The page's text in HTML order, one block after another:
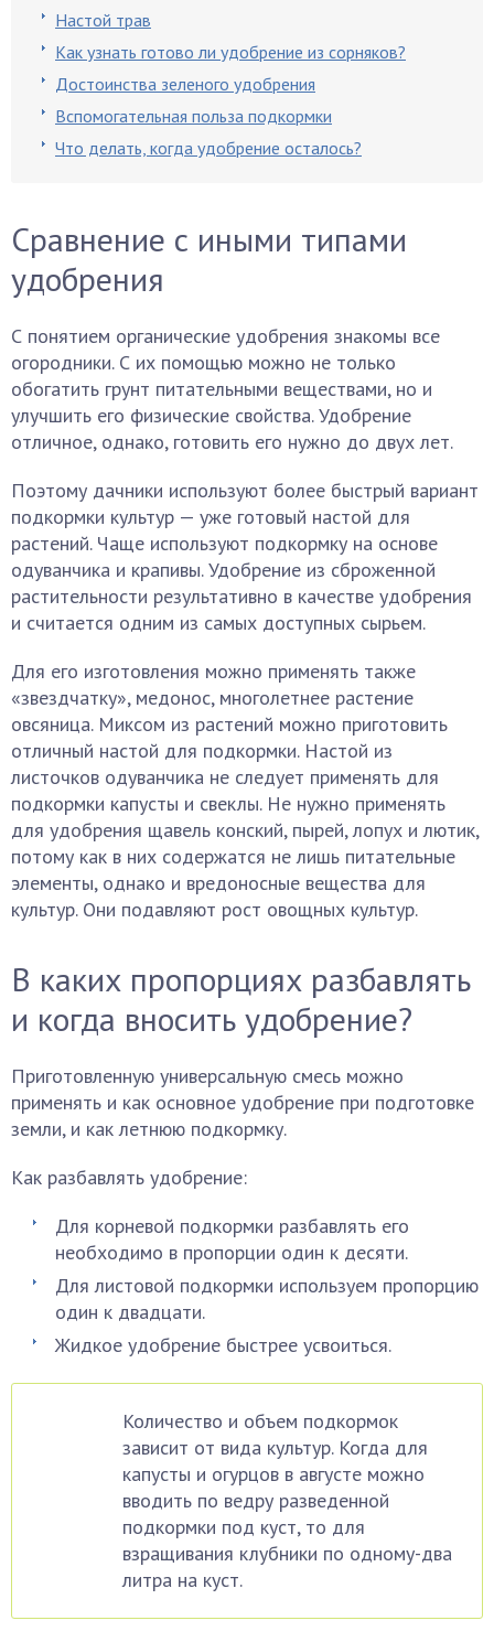
Настой трав
Как узнать готово ли удобрение из сорняков?
Достоинства зеленого удобрения
Вспомогательная польза подкормки
Что делать, когда удобрение осталось?
Сравнение с иными типами
удобрения
С понятием органические удобрения знакомы все
огородники. С их помощью можно не только
обогатить грунт питательными веществами, но и
улучшить его физические свойства. Удобрение
отличное, однако, готовить его нужно до двух лет.
Поэтому дачники используют более быстрый вариант
подкормки культур — уже готовый настой для
растений. Чаще используют подкормку на основе
одуванчика и крапивы. Удобрение из сброженной
растительности результативно в качестве удобрения
и считается одним из самых доступных сырьем.
Для его изготовления можно применять также
«звездчатку», медонос, многолетнее растение
овсяница. Миксом из растений можно приготовить
отличный настой для подкормки. Настой из
листочков одуванчика не следует применять для
подкормки капусты и свеклы. Не нужно применять
для удобрения щавель конский, пырей, лопух и лютик,
потому как в них содержатся не лишь питательные
элементы, однако и вредоносные вещества для
культур. Они подавляют рост овощных культур.
В каких пропорциях разбавлять
и когда вносить удобрение?
Приготовленную универсальную смесь можно
применять и как основное удобрение при подготовке
земли, и как летнюю подкормку.
Как разбавлять удобрение:
Для корневой подкормки разбавлять его
необходимо в пропорции один к десяти.
Для листовой подкормки используем пропорцию
один к двадцати.
Жидкое удобрение быстрее усвоиться.
Количество и объем подкормок
зависит от вида культур. Когда для
капусты и огурцов в августе можно
вводить по ведру разведенной
подкормки под куст, то для
взращивания клубники по одному-два
литра на куст.